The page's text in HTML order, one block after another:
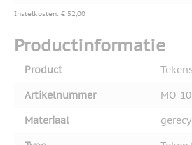
Instelkosten: € 52,00
Productinformatie
Product
Artikelnummer
MO-
Materiaal